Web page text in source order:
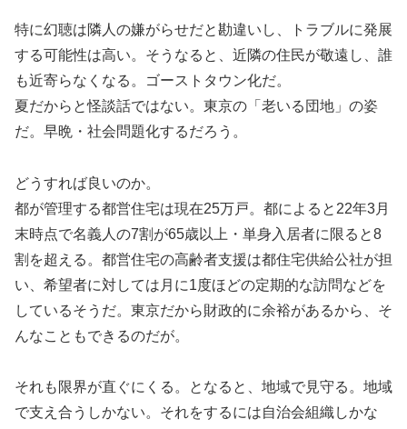
特に幻聴は隣人の嫌がらせだと勘違いし、トラブルに発展
する可能性は高い。そうなると、近隣の住民が敬遠し、誰
も近寄らなくなる。ゴーストタウン化だ。
夏だからと怪談話ではない。東京の「老いる団地」の姿
だ。早晩・社会問題化するだろう。
どうすれば良いのか。
都が管理する都営住宅は現在25万戸。都によると22年3月
末時点で名義人の7割が65歳以上・単身入居者に限ると8
割を超える。都営住宅の高齢者支援は都住宅供給公社が担
い、希望者に対しては月に1度ほどの定期的な訪問などを
しているそうだ。東京だから財政的に余裕があるから、そ
んなこともできるのだが。
それも限界が直ぐにくる。となると、地域で見守る。地域
で支え合うしかない。それをするには自治会組織しかな